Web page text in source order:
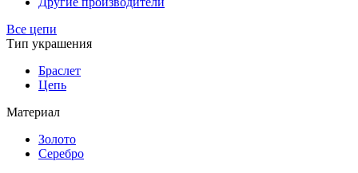
Все цепи
Тип украшения
Браслет
Цепь
Материал
Золото
Серебро